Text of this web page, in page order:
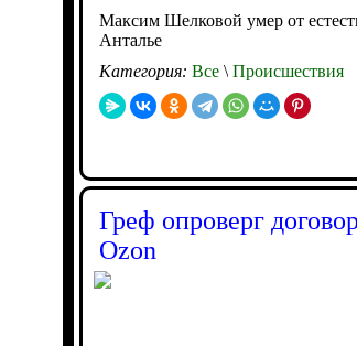
Максим Шелковой умер от
Анталье
Категория: Все \ Происшествия
Греф опроверг
Ozon